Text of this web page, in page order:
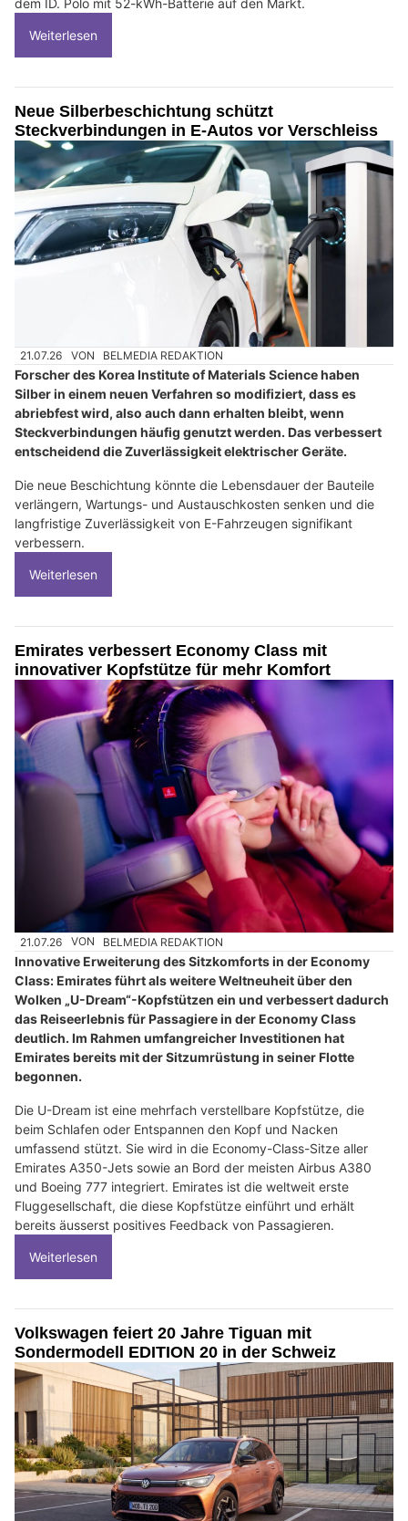
dem ID. Polo mit 52-kWh-Batterie auf den Markt.
Weiterlesen
Neue Silberbeschichtung schützt
Steckverbindungen in E-Autos vor Verschleiss
21.07.26 VON BELMEDIA REDAKTION
Forscher des Korea Institute of Materials Science haben
Silber in einem neuen Verfahren so modifiziert, dass es
abriebfest wird, also auch dann erhalten bleibt, wenn
Steckverbindungen häufig genutzt werden. Das verbessert
entscheidend die Zuverlässigkeit elektrischer Geräte.
Die neue Beschichtung könnte die Lebensdauer der Bauteile
verlängern, Wartungs- und Austauschkosten senken und die
langfristige Zuverlässigkeit von E-Fahrzeugen signifikant
verbessern.
Weiterlesen
Emirates verbessert Economy Class mit
innovativer Kopfstütze für mehr Komfort
21.07.26 VON BELMEDIA REDAKTION
Innovative Erweiterung des Sitzkomforts in der Economy
Class: Emirates führt als weitere Weltneuheit über den
Wolken „U-Dream“-Kopfstützen ein und verbessert dadurch
das Reiseerlebnis für Passagiere in der Economy Class
deutlich. Im Rahmen umfangreicher Investitionen hat
Emirates bereits mit der Sitzumrüstung in seiner Flotte
begonnen.
Die U-Dream ist eine mehrfach verstellbare Kopfstütze, die
beim Schlafen oder Entspannen den Kopf und Nacken
umfassend stützt. Sie wird in die Economy-Class-Sitze aller
Emirates A350-Jets sowie an Bord der meisten Airbus A380
und Boeing 777 integriert. Emirates ist die weltweit erste
Fluggesellschaft, die diese Kopfstütze einführt und erhält
bereits äusserst positives Feedback von Passagieren.
Weiterlesen
Volkswagen feiert 20 Jahre Tiguan mit
Sondermodell EDITION 20 in der Schweiz